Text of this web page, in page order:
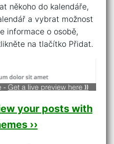
někoho do kalendáře,
a vybrat možnost
informace o osobě,
na tlačítko Přidat.
your posts with
››